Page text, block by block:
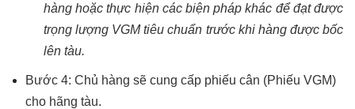
hàng hoặc thực hiện các biện pháp khác để đạt được
trọng lượng VGM tiêu chuẩn trước khi hàng được bốc
lên tàu.
Bước 4: Chủ hàng sẽ cung cấp phiếu cân (Phiếu VGM)
cho hãng tàu.